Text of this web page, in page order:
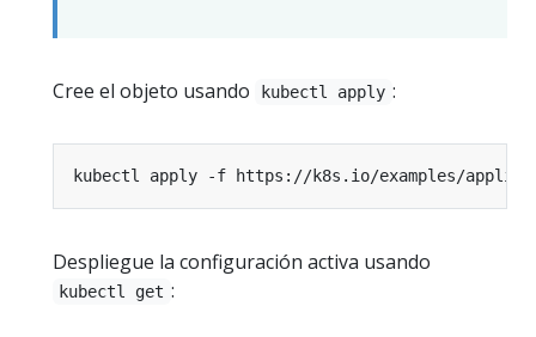
Cree el objeto usando kubectl apply :
Despliegue la configuración activa usando
kubectl get :